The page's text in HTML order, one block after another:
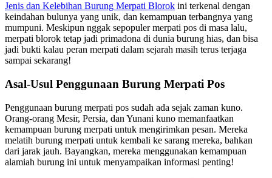
Jenis dan Kelebihan Burung Merpati Blorok ini terkenal dengan
keindahan bulunya yang unik, dan kemampuan terbangnya yang
mumpuni. Meskipun nggak sepopuler merpati pos di masa lalu,
merpati blorok tetap jadi primadona di dunia burung hias, dan bisa
jadi bukti kalau peran merpati dalam sejarah masih terus terjaga
sampai sekarang!
Asal-Usul Penggunaan Burung Merpati Pos
Penggunaan burung merpati pos sudah ada sejak zaman kuno.
Orang-orang Mesir, Persia, dan Yunani kuno memanfaatkan
kemampuan burung merpati untuk mengirimkan pesan. Mereka
melatih burung merpati untuk kembali ke sarang mereka, bahkan
dari jarak jauh. Bayangkan, mereka menggunakan kemampuan
alamiah burung ini untuk menyampaikan informasi penting!